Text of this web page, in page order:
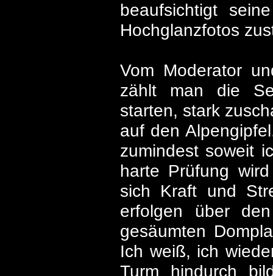
beaufsichtigt
Hochglanzfotos
Vom Moderator
zählt man die
starten, stark
auf den
zumindest soweit
harte Prüfung
sich Kraft und
erfolgen über
gesäumten
Ich weiß, ich
Turm hindurch